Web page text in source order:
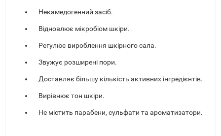
Некамедогенний засіб.
Відновлює мікробіом шкіри.
Регулює вироблення шкірного сала.
Звужує розширені пори.
Доставляє більшу кількість активних інгредієнтів.
Вирівнює тон шкіри.
Не містить парабени, сульфати та ароматизатори.